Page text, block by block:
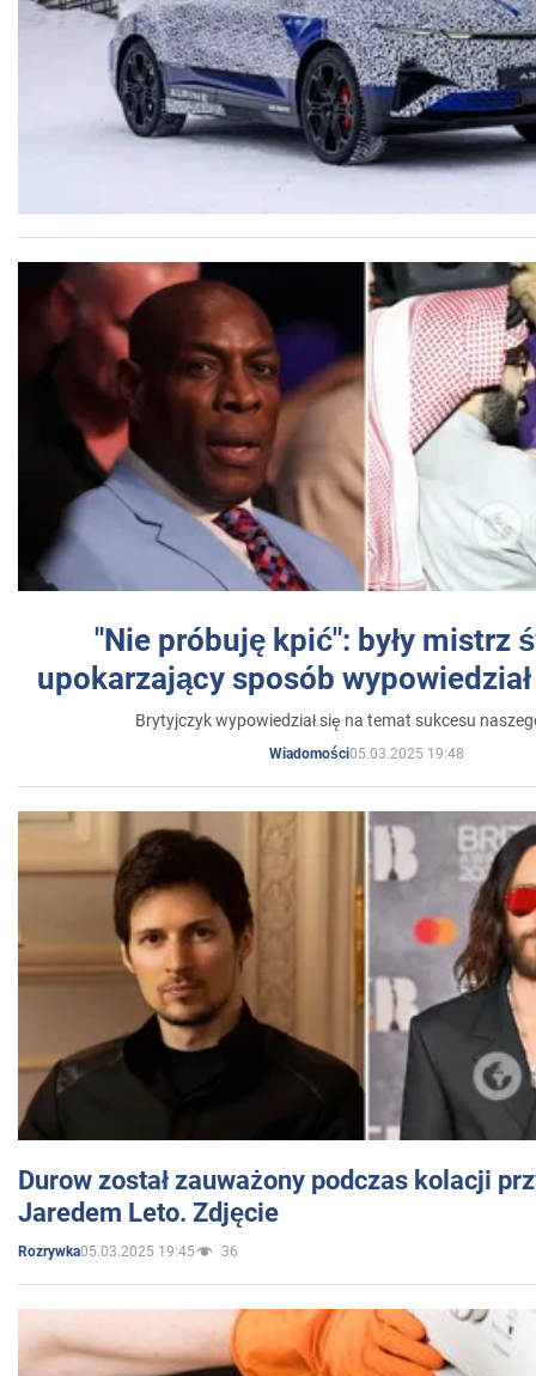
"Nie próbuję kpić": były mistrz
upokarzający sposób
Brytyjczyk wypowiedział się na temat sukcesu
Wiadomości05.03.2025 19:48
Durow został zauważony podczas kolacji
Jaredem Leto. Zdjęcie
Rozrywka05.03.2025 19:45 36